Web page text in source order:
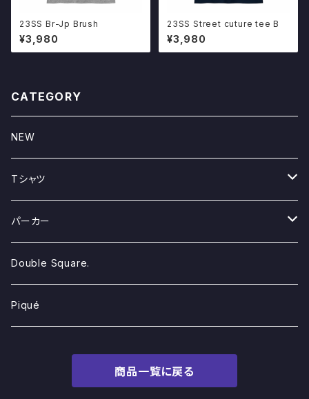
23SS Br-Jp Brush
¥3,980
23SS Street cuture tee B
¥3,980
CATEGORY
NEW
Tシャツ
Double Square.
Piqué
パーカー
Double Square.
Double Square.
Piqué
商品一覧に戻る